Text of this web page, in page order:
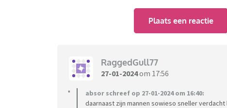
in het algemeen) dat prima vinden. Maar dat
of alle (betreffende of in het algemeen)
vrouw of vrouwen in het algemeen gezegd
zorgen, huishouden of whatever,
seksistische opmerkingen over vrouwen
Hoe zien en ervaren jullie dat?
Plaats een reactie
RaggedGull77
27-01-2024om 17:56
absor schreef op 27-01-2024 om 16:40:
daarnaast zijn mannen sowieso sneller